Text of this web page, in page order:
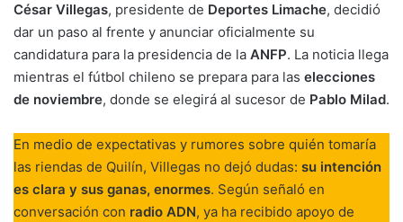
César Villegas, presidente de Deportes Limache, decidió
dar un paso al frente y anunciar oficialmente su
candidatura para la presidencia de la ANFP. La noticia llega
mientras el fútbol chileno se prepara para las elecciones
de noviembre, donde se elegirá al sucesor de Pablo Milad.
En medio de expectativas y rumores sobre quién tomaría
las riendas de Quilín, Villegas no dejó dudas: su intención
es clara y sus ganas, enormes. Según señaló en
conversación con radio ADN, ya ha recibido apoyo de